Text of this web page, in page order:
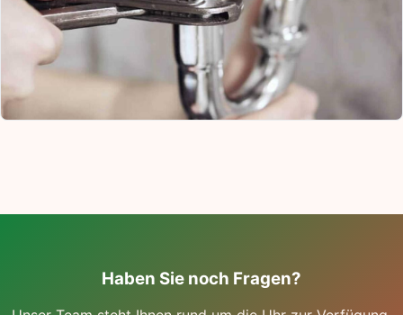
Haben Sie noch Fragen?